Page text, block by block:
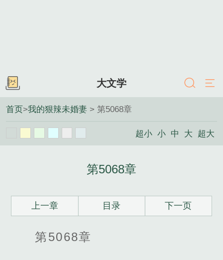
大文学
首页>我的狠辣未婚妻 > 第5068章
超小 小 中 大 超大
第5068章
上一章 目录 下一页
第5068章